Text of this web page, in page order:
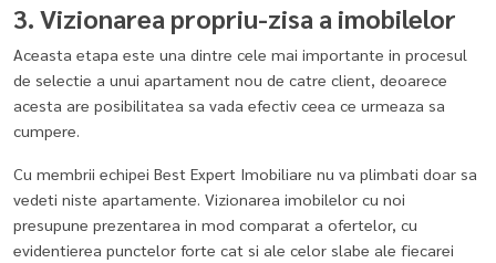
3. Vizionarea propriu-zisa a imobilelor
Aceasta etapa este una dintre cele mai importante in procesul
de selectie a unui apartament nou de catre client, deoarece
acesta are posibilitatea sa vada efectiv ceea ce urmeaza sa
cumpere.
Cu membrii echipei Best Expert Imobiliare nu va plimbati doar sa
vedeti niste apartamente. Vizionarea imobilelor cu noi
presupune prezentarea in mod comparat a ofertelor, cu
evidentierea punctelor forte cat si ale celor slabe ale fiecarei